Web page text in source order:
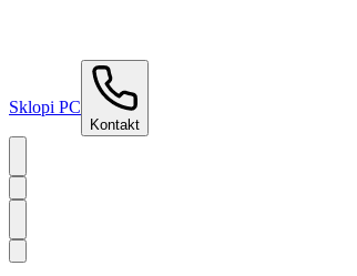
Sklopi PC
Kontakt